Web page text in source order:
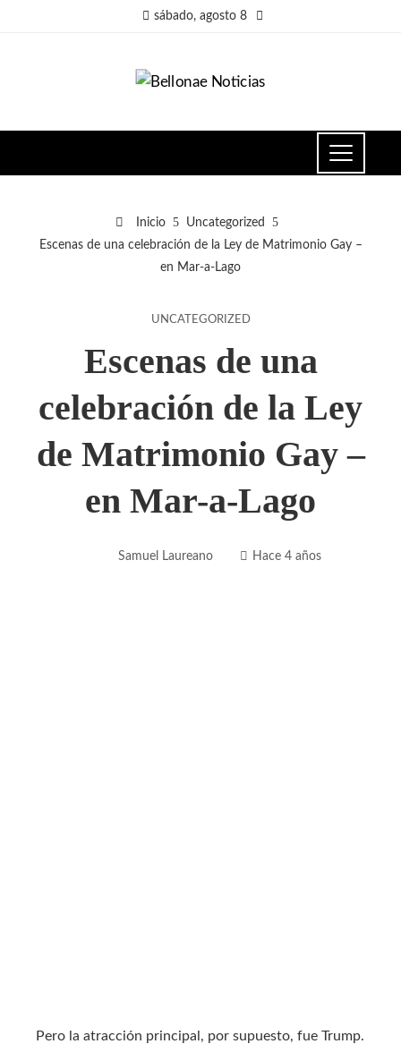
sábado, agosto 8
Inicio
Uncategorized
Escenas de una celebración de la Ley de Matrimonio Gay –
en Mar-a-Lago
UNCATEGORIZED
Escenas de una
celebración de la Ley
de Matrimonio Gay –
en Mar-a-Lago
Samuel Laureano Hace 4 años
Pero la atracción principal, por supuesto, fue Trump.